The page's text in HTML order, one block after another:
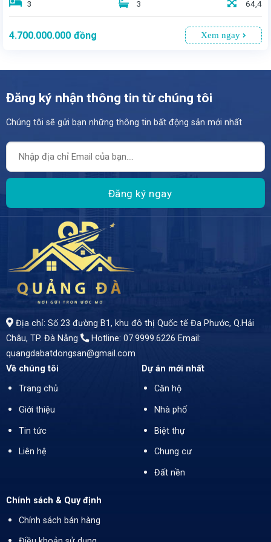
3
3 64,4
4.700.000.000 đồng Xem ngay
Đăng ký nhận thông tin từ chúng tôi
Chúng tôi sẽ gửi bạn những thông tin bất động sản mới nhất
Địa chỉ: Số 23 đường B1, khu đô thị Quốc tế Đa Phước, Q.Hải
Châu, TP. Đà Nẵng
Hotline: 07.9999.6226 Email:
quangdabatdongsan@gmail.com
Về chúng tôi
Trang chủ
Giới thiệu
Tin tức
Liên hệ
Dự án mới nhất
Căn hộ
Nhà phố
Biệt thự
Chung cư
Đất nền
Chính sách & Quy định
Chính sách bán hàng